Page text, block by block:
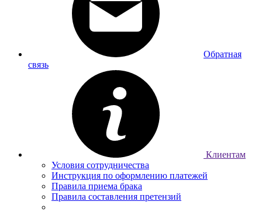
Обратная
связь
Клиентам
Условия сотрудничества
Инструкция по оформлению платежей
Правила приема брака
Правила составления претензий